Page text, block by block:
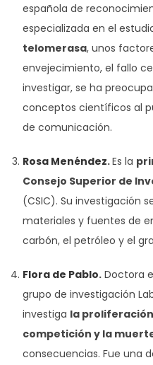
española de
especializada en el
telomerasa, unos
envejecimiento, el fallo
investigar, se ha
conceptos científicos al
de comunicación.
Rosa Menéndez.Es la
Consejo Superior de
(CSIC). Su investigación
materiales y fuentes de
carbón, el petróleo y el
Flora de Pablo. Doctora
grupo de investigación
investiga la
competición y la
consecuencias. Fue una